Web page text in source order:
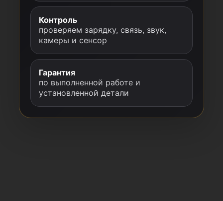
Контроль
проверяем зарядку, связь, звук,
камеры и сенсор
Гарантия
по выполненной работе и
установленной детали